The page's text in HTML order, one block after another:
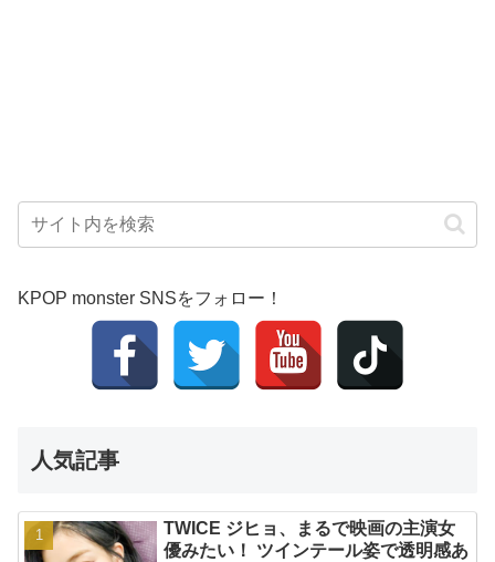
KPOP monster SNSをフォロー！
人気記事
TWICE ジヒョ、まるで映画の主演女
優みたい！ ツインテール姿で透明感あ